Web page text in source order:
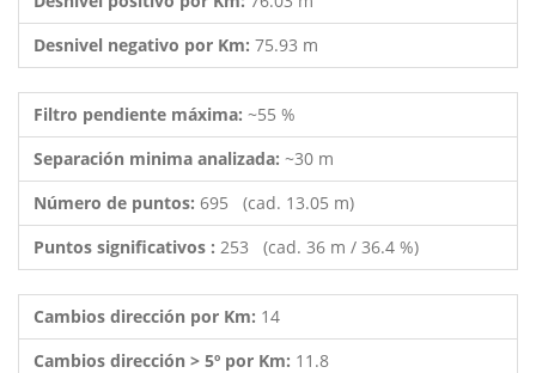
Desnivel negativo por Km: 75.93 m
Filtro pendiente máxima: ~55 %
Separación minima analizada: ~30 m
Número de puntos: 695 (cad. 13.05 m)
Puntos significativos : 253 (cad. 36 m / 36.4 %)
Cambios dirección por Km: 14
Cambios dirección > 5º por Km: 11.8